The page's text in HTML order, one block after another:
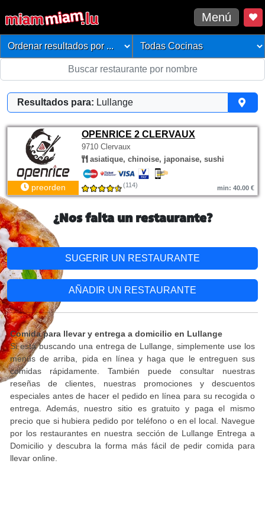
Menú
Resultados para: Lullange
OPENRICE 2 CLERVAUX
9710 Clervaux
asiatique, chinoise, japonaise, sushi
preorden (114) min: 40.00 €
¿Nos falta un restaurante?
SUGERIR UN RESTAURANTE
AÑADIR UN RESTAURANTE
Comida para llevar y entrega a domicilio en Lullange
Si está buscando una entrega de Lullange, simplemente use los
menús de arriba, pida en línea y haga que le entreguen sus
comidas rápidamente. También puede consultar nuestras
reseñas de clientes, nuestras promociones y descuentos
especiales antes de hacer el pedido en línea para su recogida o
entrega. Además, nuestro sitio es gratuito y paga el mismo
precio que si hubiera pedido por teléfono o en el local. Navegue
por los restaurantes en nuestra sección de Lullange Entrega a
Domicilio y descubra la forma más fácil de pedir comida para
llevar online.